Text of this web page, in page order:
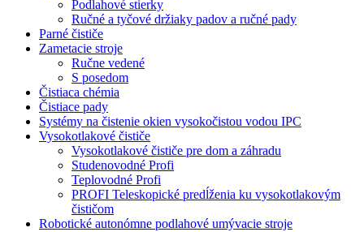
Podlahové stierky
Ručné a tyčové držiaky padov a ručné pady
Parné čističe
Zametacie stroje
Ručne vedené
S posedom
Čistiaca chémia
Čistiace pady
Systémy na čistenie okien vysokočistou vodou IPC
Vysokotlakové čističe
Vysokotlakové čističe pre dom a záhradu
Studenovodné Profi
Teplovodné Profi
PROFI Teleskopické predĺženia ku vysokotlakovým
čističom
Robotické autonómne podlahové umývacie stroje